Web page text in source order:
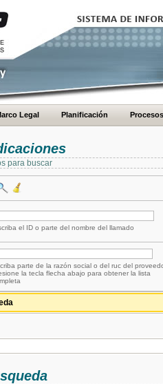
Legal Planificación Procesos
para buscar
el ID o parte del nombre del llamado
parte de la razón social o del ruc del
la tecla flecha abajo para obtener la lista